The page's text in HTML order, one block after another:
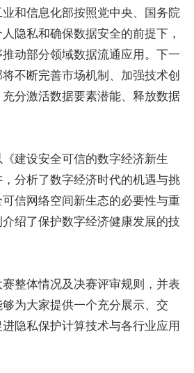
和信息化部按照党中央、国务院
隐私和确保数据安全的前提下，
动部分领域数据流通应用。下一
不断完善市场机制、加强技术创
分激活数据要素潜能、释放数据
建设安全可信的数字经济新生
分析了数字经济时代的机遇与挑
信网络空间新生态的必要性与重
绍了保护数字经济健康发展的技
整体情况及决赛评审规则，并表
为大家提供一个充分展示、交
隐私保护计算技术与各行业应用